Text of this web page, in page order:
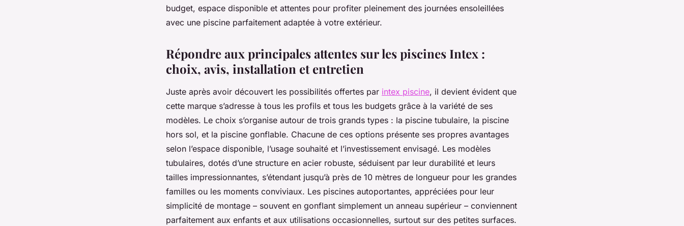
budget, espace disponible et attentes pour profiter pleinement des journées ensoleillées
avec une piscine parfaitement adaptée à votre extérieur.
Répondre aux principales attentes sur les piscines Intex :
choix, avis, installation et entretien
Juste après avoir découvert les possibilités offertes par intex piscine, il devient évident que
cette marque s’adresse à tous les profils et tous les budgets grâce à la variété de ses
modèles. Le choix s’organise autour de trois grands types : la piscine tubulaire, la piscine
hors sol, et la piscine gonflable. Chacune de ces options présente ses propres avantages
selon l’espace disponible, l’usage souhaité et l’investissement envisagé. Les modèles
tubulaires, dotés d’une structure en acier robuste, séduisent par leur durabilité et leurs
tailles impressionnantes, s’étendant jusqu’à près de 10 mètres de longueur pour les grandes
familles ou les moments conviviaux. Les piscines autoportantes, appréciées pour leur
simplicité de montage – souvent en gonflant simplement un anneau supérieur – conviennent
parfaitement aux enfants et aux utilisations occasionnelles, surtout sur des petites surfaces.